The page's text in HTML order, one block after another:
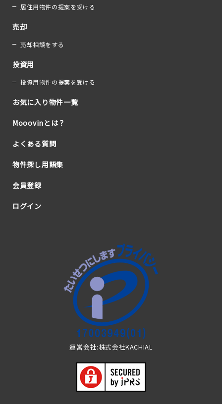
居住用物件の提案を受ける
売却
売却相談をする
投資用
投資用物件の提案を受ける
お気に入り物件一覧
Mooovinとは？
よくある質問
物件探し用語集
会員登録
ログイン
運営会社:株式会社KACHIAL